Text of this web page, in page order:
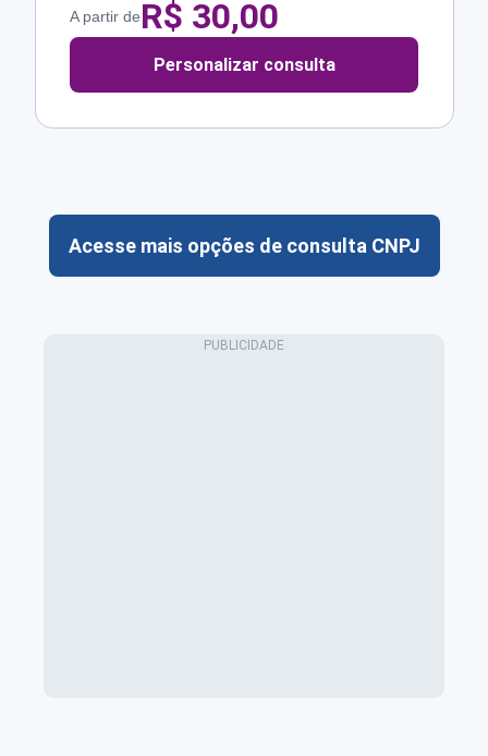
A partir deR$ 30,00
Personalizar consulta
Acesse mais opções de consulta CNPJ